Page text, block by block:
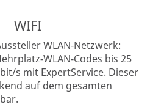
WIFI
WLAN-Netzwerk:
WLAN-Codes bis 25
s mit ExpertService. Dieser
auf dem gesamten